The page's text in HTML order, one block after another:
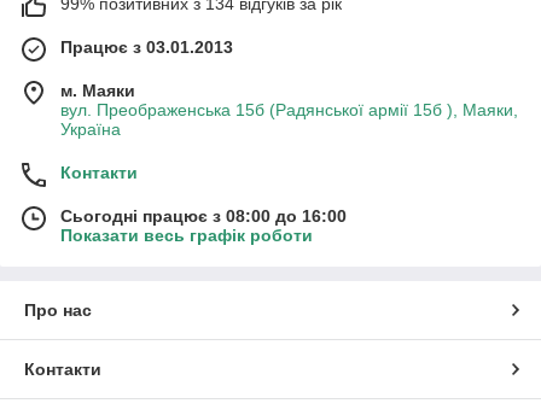
Працює з 03.01.2013
м. Маяки
вул. Преображенська 15б (Радянської армії 15б ), Маяки,
Україна
Контакти
Сьогодні працює з 08:00 до 16:00
Показати весь графік роботи
Про нас
Контакти